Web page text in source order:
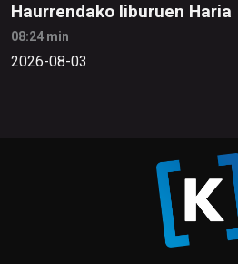
Haurrendako liburuen Haria
08:24 min
2026-08-03